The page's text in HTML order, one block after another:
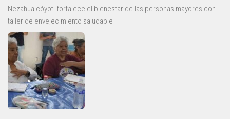
Nezahualcóyotl fortalece el bienestar de las personas mayores con
taller de envejecimiento saludable